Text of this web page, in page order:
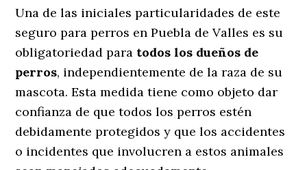
Una de las iniciales particularidades de este
seguro para perros en Puebla de Valles es su
obligatoriedad para todos los dueños de
perros, independientemente de la raza de su
mascota. Esta medida tiene como objeto dar
confianza de que todos los perros estén
debidamente protegidos y que los accidentes
o incidentes que involucren a estos animales